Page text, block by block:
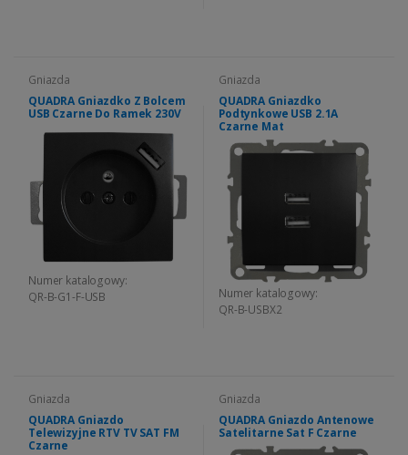
Gniazda
QUADRA Gniazdko Z Bolcem
USB Czarne Do Ramek 230V
Numer katalogowy:
QR-B-G1-F-USB
Gniazda
QUADRA Gniazdko
Podtynkowe USB 2.1A
Czarne Mat
Numer katalogowy:
QR-B-USBX2
Gniazda
QUADRA Gniazdo
Telewizyjne RTV TV SAT FM
Czarne
Gniazda
QUADRA Gniazdo Antenowe
Satelitarne Sat F Czarne